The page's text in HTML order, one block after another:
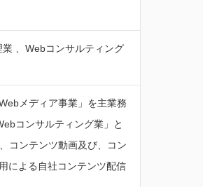
、Webコンサルティング
メディア事業」を主業務
コンサルティング業」と
コンテンツ動画及び、コン
による自社コンテンツ配信